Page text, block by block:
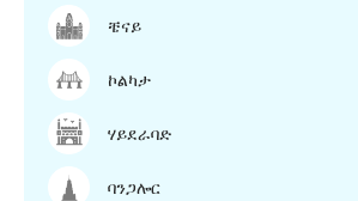
ቼናይ
ኮልካታ
ሃይደራባድ
ባንጋሎር